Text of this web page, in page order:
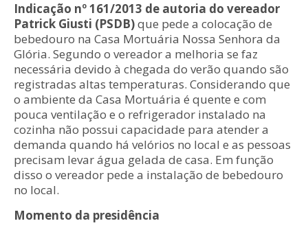
Indicação nº 161/2013 de autoria do vereador
Patrick Giusti (PSDB)que pede a colocação de
bebedouro na Casa Mortuária Nossa Senhora da
Glória. Segundo o vereador a melhoria se faz
necessária devido à chegada do verão quando são
registradas altas temperaturas. Considerando que
o ambiente da Casa Mortuária é quente e com
pouca ventilação e o refrigerador instalado na
cozinha não possui capacidade para atender a
demanda quando há velórios no local e as pessoas
precisam levar água gelada de casa. Em função
disso o vereador pede a instalação de bebedouro
no local.
Momento da presidência